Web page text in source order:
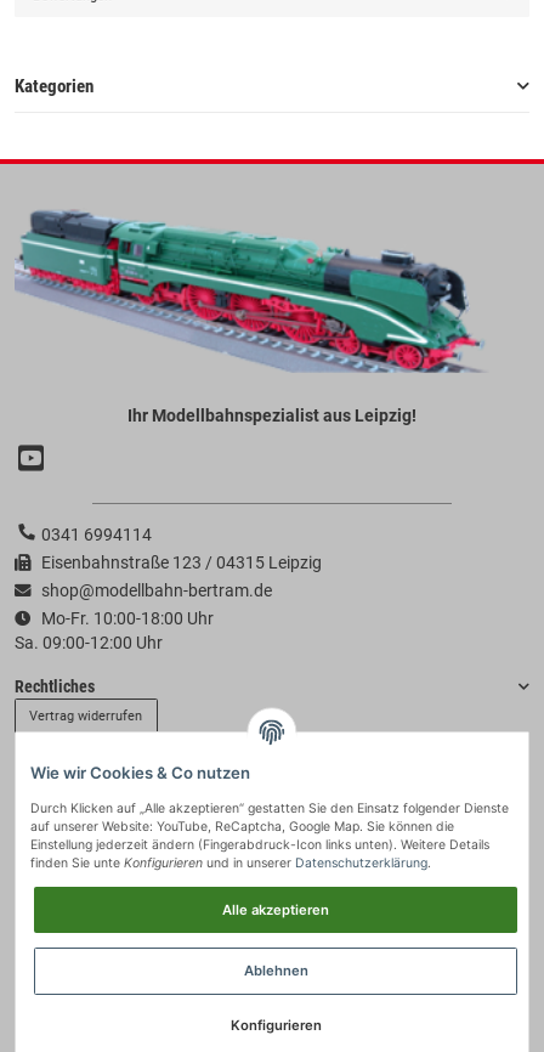
Kategorien
Ihr Modellbahnspezialist aus Leipzig!
0341 6994114
Eisenbahnstraße 123 / 04315 Leipzig
shop@modellbahn-bertram.de
Mo-Fr. 10:00-18:00 Uhr
Sa. 09:00-12:00 Uhr
Rechtliches
Vertrag widerrufen
Zahlung & Versand
Wie wir Cookies & Co nutzen
Durch Klicken auf „Alle akzeptieren“ gestatten Sie den Einsatz folgender Dienste
auf unserer Website: YouTube, ReCaptcha, Google Map. Sie können die
Einstellung jederzeit ändern (Fingerabdruck-Icon links unten). Weitere Details
finden Sie unte Konfigurieren und in unserer Datenschutzerklärung.
Alle akzeptieren
Ablehnen
Konfigurieren